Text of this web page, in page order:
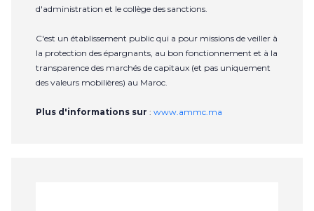
d'administration et le collège des sanctions.
C'est un établissement public qui a pour missions de veiller à
la protection des épargnants, au bon fonctionnement et à la
transparence des marchés de capitaux (et pas uniquement
des valeurs mobilières) au Maroc.
Plus d'informations sur : www.ammc.ma